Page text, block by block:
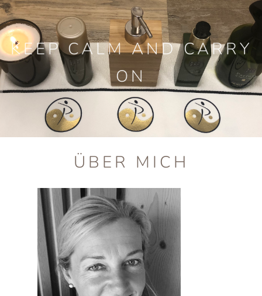
KEEP CALM AND CARRY
ON
ÜBER MICH